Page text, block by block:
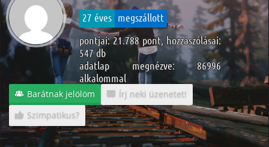
27 éves megszállott
pontjai: 21.788 pont, hozzászólásai:
547 db
adatlap megnézve: 86996
alkalommal
Barátnak jelölöm
Írj neki üzenetet!
Szimpatikus?